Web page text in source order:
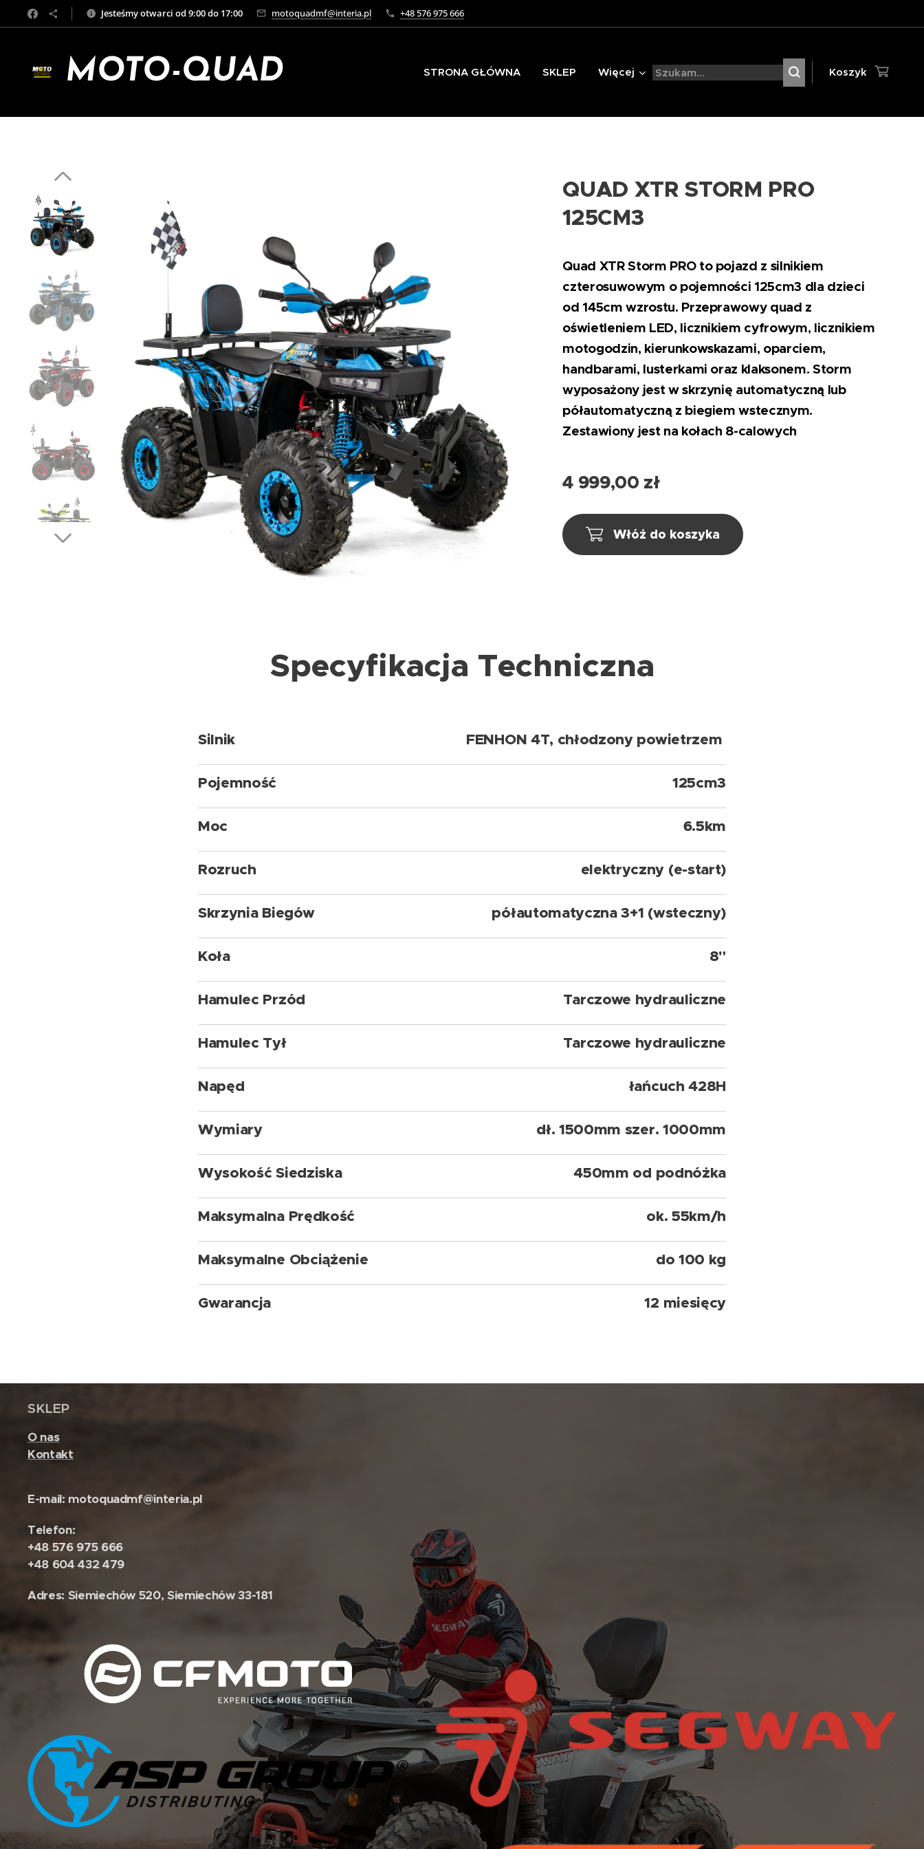
Jesteśmy otwarci od 9:00 do 17:00 motoquadmf@interia.pl +48 576 975 666
MOTO-QUAD STRONA GŁÓWNA SKLEP Więcej Koszyk
QUAD XTR STORM PRO
125CM3
Quad XTR Storm PRO to pojazd z silnikiem
czterosuwowym o pojemności 125cm3 dla dzieci
od 145cm wzrostu. Przeprawowy quad z
oświetleniem LED, licznikiem cyfrowym, licznikiem
motogodzin, kierunkowskazami, oparciem,
handbarami, lusterkami oraz klaksonem. Storm
wyposażony jest w skrzynię automatyczną lub
półautomatyczną z biegiem wstecznym.
Zestawiony jest na kołach 8-calowych
4 999,00 zł
Włóż do koszyka
Specyfikacja Techniczna
Silnik FENHON 4T, chłodzony powietrzem
Pojemność 125cm3
Moc 6.5km
Rozruch elektryczny (e-start)
Skrzynia Biegów półautomatyczna 3+1 (wsteczny)
Koła 8"
Hamulec Przód Tarczowe hydrauliczne
Hamulec Tył Tarczowe hydrauliczne
Napęd łańcuch 428H
Wymiary dł. 1500mm szer. 1000mm
Wysokość Siedziska 450mm od podnóżka
Maksymalna Prędkość ok. 55km/h
Maksymalne Obciążenie do 100 kg
Gwarancja 12 miesięcy
SKLEP
O nas
Kontakt
E-mail: motoquadmf@interia.pl
Telefon:
+48 576 975 666
+48 604 432 479
Adres: Siemiechów 520, Siemiechów 33-181